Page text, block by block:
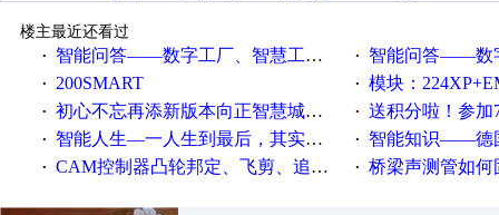
楼主最近还看过
·
智能问答——数字工厂、智慧工厂和智能制造三者的区别是什么？ · 智能问答——数字化工厂与
· 200SMART · 模块：
· 初心不忘再添新版本向正智慧城市云展厅3.0版亮相 · 送积分啦！参加7月6日
· 智能人生—一人生到最后，其实拼的都是人品 · 智能知识——德国工业崛起
· CAM控制器凸轮邦定、飞剪、追剪等C功能块 · 桥梁声测管如何固